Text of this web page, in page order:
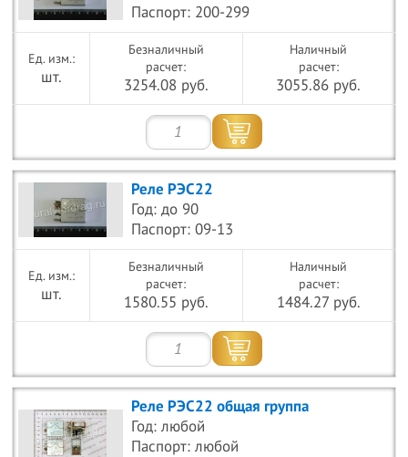
Паспорт: 200-299
шт.
Безналичный
расчет:
3254.08 руб.
Наличный
расчет:
3055.86 руб.
Реле РЭС22
Год: до 90
Паспорт: 09-13
шт.
Безналичный
расчет:
1580.55 руб.
Наличный
расчет:
1484.27 руб.
Реле РЭС22 общая группа
Год: любой
Паспорт: любой